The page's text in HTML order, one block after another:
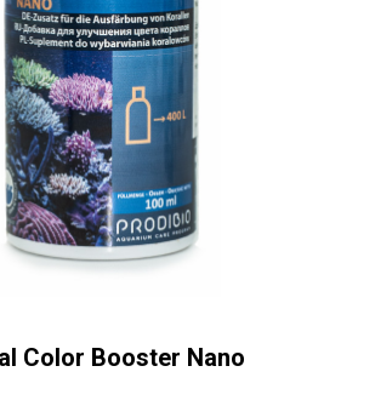
Color Booster Nano